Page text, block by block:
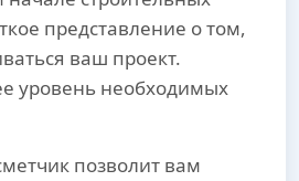
представление о том,
ваш проект.
уровень необходимых
позволит вам